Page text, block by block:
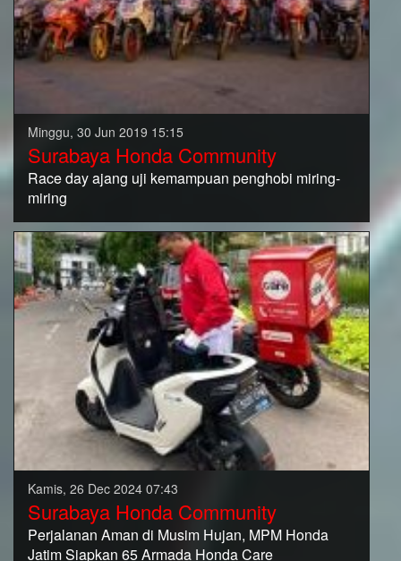
Minggu, 30 Jun 2019 15:15
Surabaya Honda Community
Race day ajang uji kemampuan penghobi miring-
miring
Kamis, 26 Dec 2024 07:43
Surabaya Honda Community
Perjalanan Aman di Musim Hujan, MPM Honda
Jatim Siapkan 65 Armada Honda Care